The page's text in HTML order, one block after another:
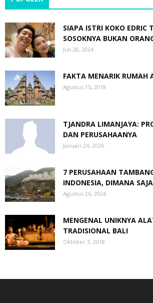
SIAPA ISTRI KOKO EDRIC
SOSOKNYA BUKAN
Juli 28, 2024
FAKTA MENARIK RUMAH
Agustus 15, 2018
TJANDRA LIMANJAYA:
DAN PERUSAHAANYA
Januari 24, 2026
7 PERUSAHAAN
INDONESIA, DIMANA
Agustus 26, 2024
MENGENAL UNIKNYA
TRADISIONAL BALI
Oktober 3, 2018